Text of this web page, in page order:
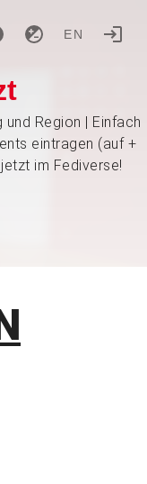
EN
und Region | Einfach
eintragen (auf +
im Fediverse!